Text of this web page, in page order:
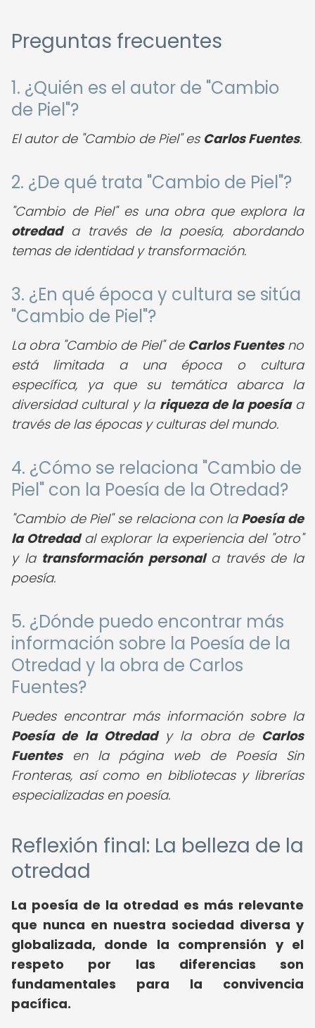
Preguntas frecuentes
1. ¿Quién es el autor de "Cambio
de Piel"?
El autor de "Cambio de Piel" es Carlos Fuentes.
2. ¿De qué trata "Cambio de Piel"?
"Cambio de Piel" es una obra que explora la
otredada través de la poesía, abordando
temas de identidad y transformación.
3. ¿En qué época y cultura se sitúa
"Cambio de Piel"?
La obra "Cambio de Piel" de Carlos Fuentesno
está limitada a una época o cultura
específica, ya que su temática abarca la
diversidad cultural y la riqueza de la poesíaa
través de las épocas y culturas del mundo.
4. ¿Cómo se relaciona "Cambio de
Piel" con la Poesía de la Otredad?
"Cambio de Piel" se relaciona con la Poesía de
la Otredadal explorar la experiencia del "otro"
y la transformación personala través de la
poesía.
5. ¿Dónde puedo encontrar más
información sobre la Poesía de la
Otredad y la obra de Carlos
Fuentes?
Puedes encontrar más información sobre la
Poesía de la Otredady la obra de Carlos
Fuentesen la página web de Poesía Sin
Fronteras, así como en bibliotecas y librerías
especializadas en poesía.
Reflexión final: La belleza de la
otredad
La poesía de la otredad es más relevante
que nunca en nuestra sociedad diversa y
globalizada, donde la comprensión y el
respeto por las diferencias son
fundamentales para la convivencia
pacífica.